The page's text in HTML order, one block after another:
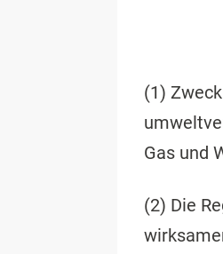
(1)
Gas und
(2) Die